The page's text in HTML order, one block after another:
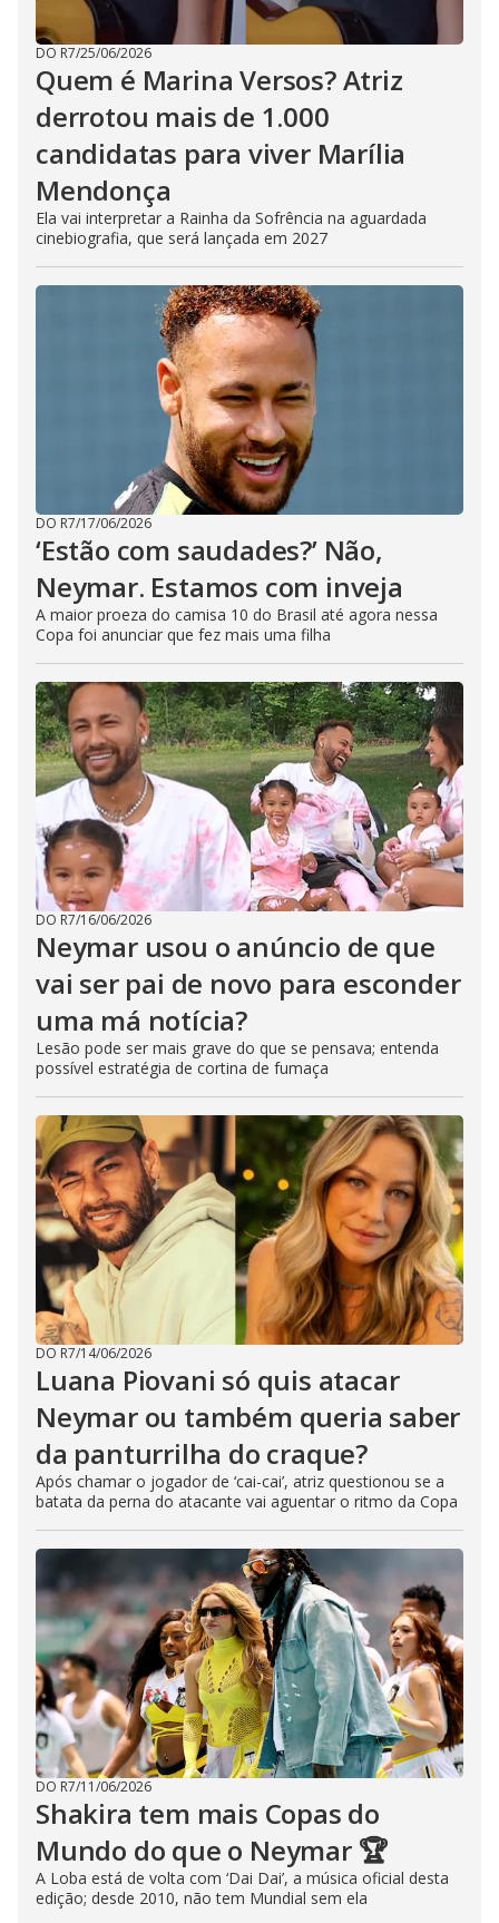
DO R7/25/06/2026
Quem é Marina Versos? Atriz
derrotou mais de 1.000
candidatas para viver Marília
Mendonça
Ela vai interpretar a Rainha da Sofrência na aguardada
cinebiografia, que será lançada em 2027
DO R7/17/06/2026
‘Estão com saudades?’ Não,
Neymar. Estamos com inveja
A maior proeza do camisa 10 do Brasil até agora nessa
Copa foi anunciar que fez mais uma filha
DO R7/16/06/2026
Neymar usou o anúncio de que
vai ser pai de novo para esconder
uma má notícia?
Lesão pode ser mais grave do que se pensava; entenda
possível estratégia de cortina de fumaça
DO R7/14/06/2026
Luana Piovani só quis atacar
Neymar ou também queria saber
da panturrilha do craque?
Após chamar o jogador de ‘cai-cai’, atriz questionou se a
batata da perna do atacante vai aguentar o ritmo da Copa
DO R7/11/06/2026
Shakira tem mais Copas do
Mundo do que o Neymar 🏆
A Loba está de volta com ‘Dai Dai’, a música oficial desta
edição; desde 2010, não tem Mundial sem ela